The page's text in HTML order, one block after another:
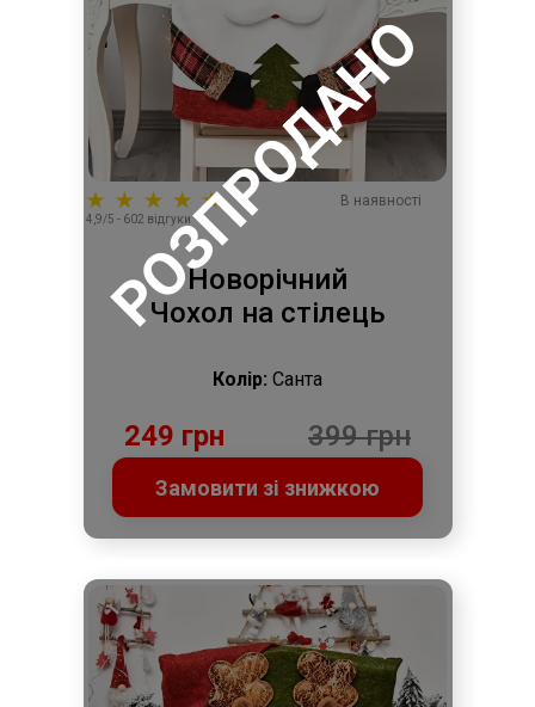
Замовити зі знижкою
В наявності
4,9/5 - 602 відгуки
Новорічний
Чохол на стілець
249 грн 399 грн
Колір: Санта
РОЗПРОДАНО